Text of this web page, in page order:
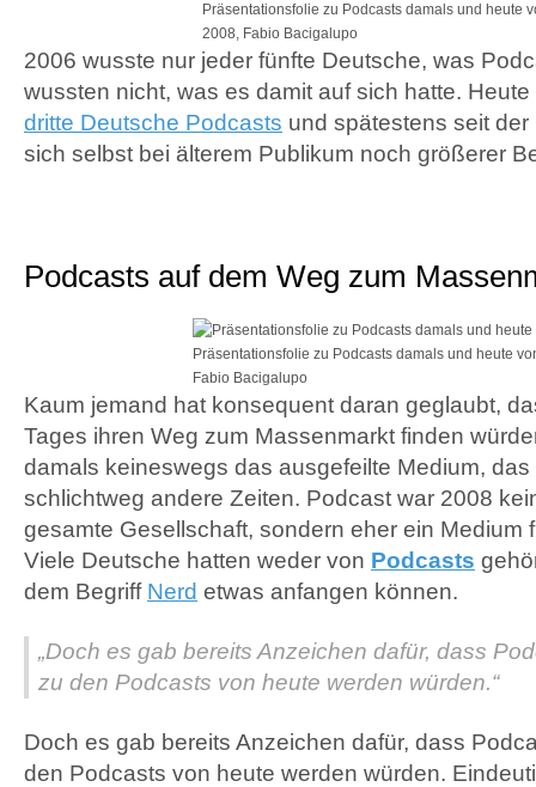
Präsentationsfolie zu Podcasts damals und heute
2008, Fabio Bacigalupo
2006 wusste nur jeder fünfte Deutsche, was
wussten nicht, was es damit auf sich hatte. Heute
dritte Deutsche Podcasts und spätestens seit
sich selbst bei älterem Publikum noch größerer
Podcasts auf dem Weg zum
Präsentationsfolie zu Podcasts damals und heute
Fabio Bacigalupo
Kaum jemand hat konsequent daran geglaubt,
Tages ihren Weg zum Massenmarkt finden
damals keineswegs das ausgefeilte Medium,
schlichtweg andere Zeiten. Podcast war 2008
gesamte Gesellschaft, sondern eher ein Medium
Viele Deutsche hatten weder von Podcasts
dem Begriff Nerd etwas anfangen können.
„Doch es gab bereits Anzeichen dafür, dass
zu den Podcasts von heute werden würden.“
Doch es gab bereits Anzeichen dafür, dass
den Podcasts von heute werden würden.